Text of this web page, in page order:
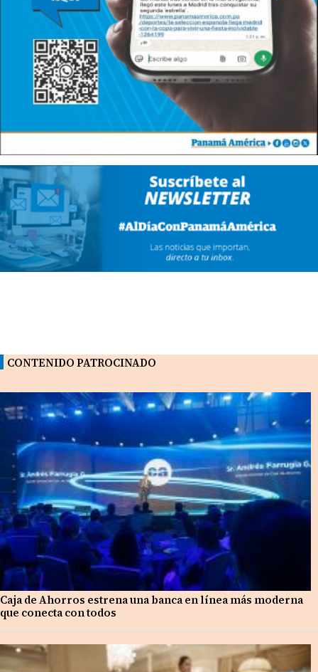
CONTENIDO PATROCINADO
Caja de Ahorros estrena una banca en línea más moderna
que conecta con todos